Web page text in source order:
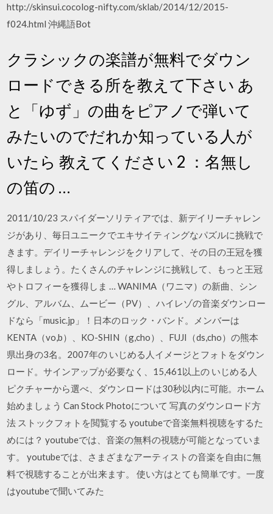
http://skinsui.cocolog-nifty.com/sklab/2014/12/2015-
f024.html 沖縄語Bot
クラシックの楽譜が無料でダウン
ロードできる所を教えて下さい あ
と「ゆず」の曲をピアノで弾いて
みたいのでだれか知っている人が
いたら 教えてください 2 ：名無し
の笛の …
2011/10/23 スパイダーソリティアでは、新デイリーチャレン
ジがあり、毎日ユニークでエキサイティングなパズルに挑戦で
きます。デイリーチャレンジをクリアして、その日の王冠を獲
得しましょう。たくさんのチャレンジに挑戦して、もっと王冠
やトロフィーを獲得しま … WANIMA（ワニマ）の新曲、シン
グル、アルバム、ムービー（PV）、ハイレゾの音楽ダウンロー
ドなら「music.jp」！日本のロック・バンド。メンバーは
KENTA（vo,b）、KO-SHIN（g,cho）、FUJI（ds,cho）の熊本
県出身の3名。2007年の いじめる人イメージとフォトをダウン
ロード。サインアップが必要なく、15,461以上の いじめる人
ピクチャーから選べ、ダウンロードは30秒以内に可能。ホーム
始めましょう Can Stock Photoについて 写真のダウンロード方
法 ストックフォトを閲覧する youtubeで音楽無料視聴をするた
めには？ youtubeでは、音楽の無料の視聴が可能となっていま
す。 youtubeでは、さまざまなアーティストの音楽を自由に無
料で視聴することが出来ます。 使い方はとても簡単です。一度
はyoutubeで聞いてみた